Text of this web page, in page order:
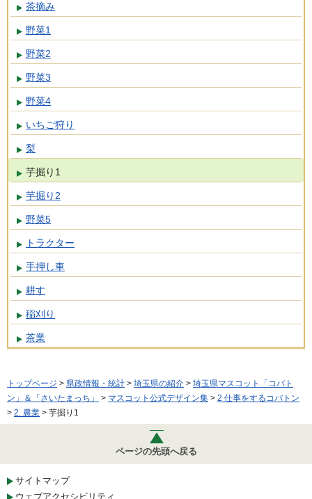
茶摘み
野菜1
野菜2
野菜3
野菜4
いちご狩り
梨
芋掘り1
芋掘り2
野菜5
トラクター
手押し車
耕す
稲刈り
茶業
トップページ > 県政情報・統計 > 埼玉県の紹介 > 埼玉県マスコット「コバト
ン」＆「さいたまっち」
> マスコット公式デザイン集 > 2 仕事をするコバトン
> 2. 農業 > 芋掘り1
ページの先頭へ戻る
サイトマップ
ウェブアクセシビリティ